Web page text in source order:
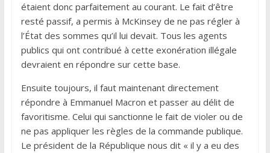
étaient donc parfaitement au courant. Le fait d’être
resté passif, a permis à McKinsey de ne pas régler à
l’État des sommes qu’il lui devait. Tous les agents
publics qui ont contribué à cette exonération illégale
devraient en répondre sur cette base.
Ensuite toujours, il faut maintenant directement
répondre à Emmanuel Macron et passer au délit de
favoritisme. Celui qui sanctionne le fait de violer ou de
ne pas appliquer les règles de la commande publique.
Le président de la République nous dit « il y a eu des